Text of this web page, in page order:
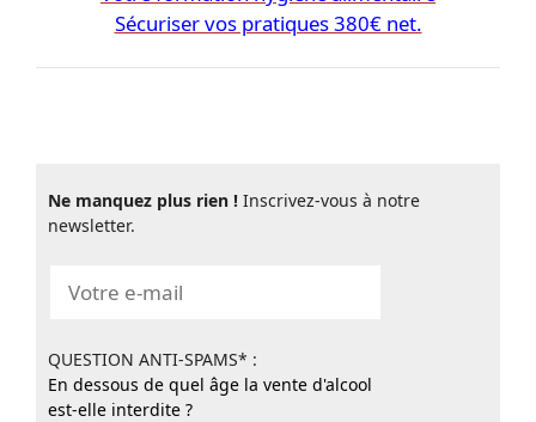
Sécuriser vos pratiques 380€ net.
Ne manquez plus rien ! Inscrivez-vous à notre
newsletter.
QUESTION ANTI-SPAMS* :
En dessous de quel âge la vente d'alcool
est-elle interdite ?